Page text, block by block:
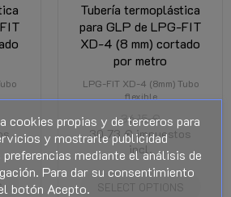
Tubería termoplástica
para GLP de LPG-FIT
XD-4 (8 mm) cortado
por metro
LPG-FIT XD-4 (8mm) Tubo
flexible
36,15 €
30,73 € impuestos
incl.
SELECT OPTIONS
cookies propias y de terceros para
y mostrarle publicidad
mediante el análisis de
Para dar su consentimiento
botón Acepto.